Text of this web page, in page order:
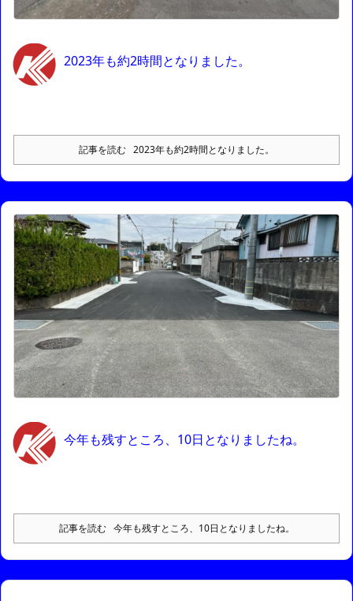
2023年も約2時間となりました。
記事を読む 2023年も約2時間となりました。
今年も残すところ、10日となりましたね。
記事を読む 今年も残すところ、10日となりましたね。